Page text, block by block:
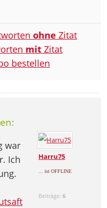
ohne Zitat
mit Zitat
bestellen
Harru75
... ist OFFLINE
Beiträge:6
war
Ich